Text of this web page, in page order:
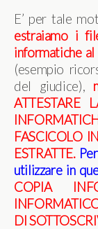
E’ per tale
estraiamo i
informatiche
(esempio
del giudice),
ATTESTARE
FASCICOLO
ESTRATTE.
utilizzare in
COPIA
DI